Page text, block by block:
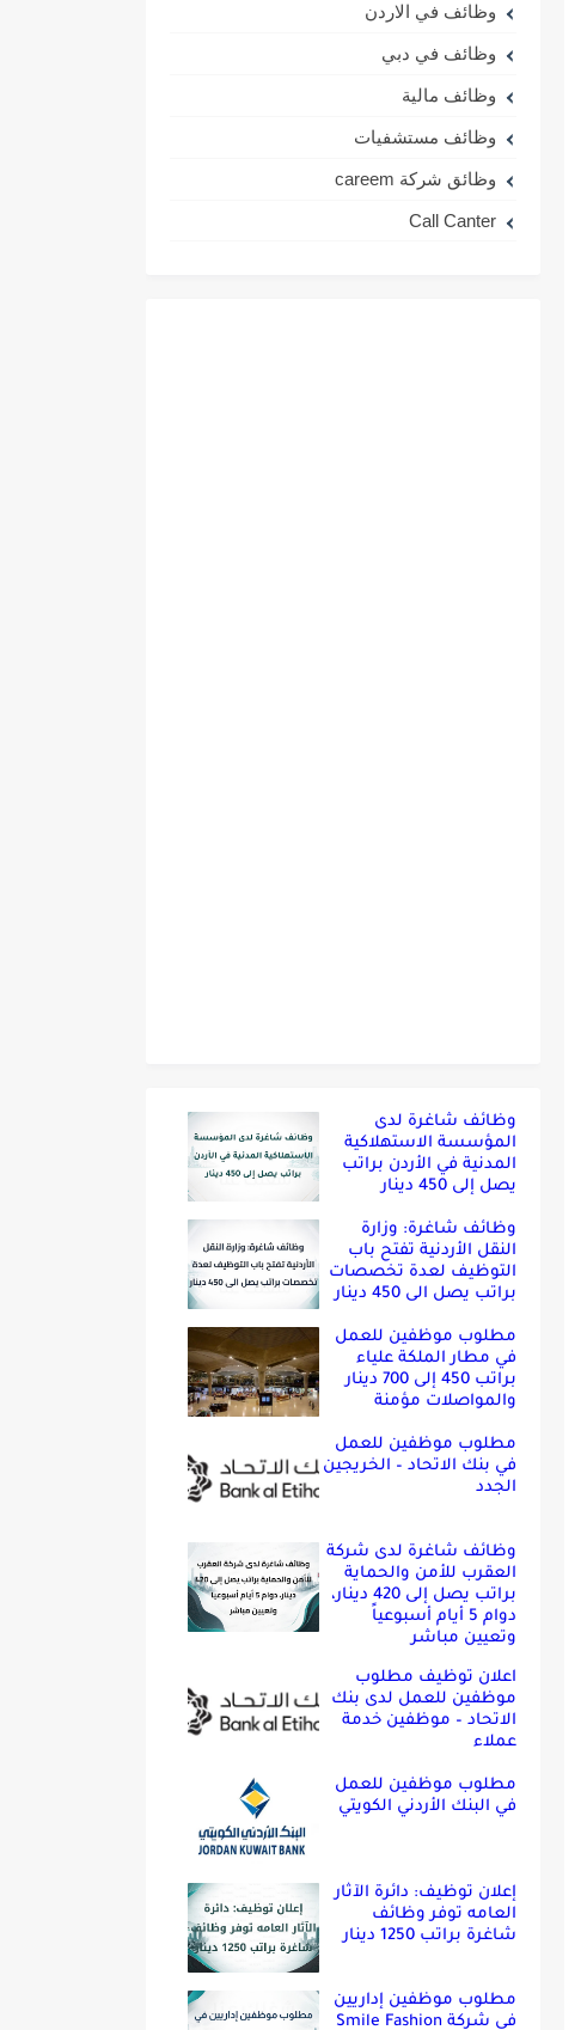
وظائف في الاردن
وظائف في دبي
وظائف مالية
وظائف مستشفيات
وظائق شركة careem
Call Canter
وظائف شاغرة لدى
المؤسسة الاستهلاكية
المدنية في الأردن براتب
يصل إلى 450 دينار
وظائف شاغرة: وزارة
النقل الأردنية تفتح باب
التوظيف لعدة تخصصات
براتب يصل الى 450 دينار
مطلوب موظفين للعمل
في مطار الملكة علياء
براتب 450 إلى 700 دينار
والمواصلات مؤمنة
مطلوب موظفين للعمل
في بنك الاتحاد – الخريجين
الجدد
وظائف شاغرة لدى شركة
العقرب للأمن والحماية
براتب يصل إلى 420 دينار،
دوام 5 أيام أسبوعياً
وتعيين مباشر
اعلان توظيف مطلوب
موظفين للعمل لدى بنك
الاتحاد – موظفين خدمة
عملاء
مطلوب موظفين للعمل
في البنك الأردني الكويتي
إعلان توظيف: دائرة الآثار
العامه توفر وظائف
شاغرة براتب 1250 دينار
مطلوب موظفين إداريين
في شركة Smile Fashion